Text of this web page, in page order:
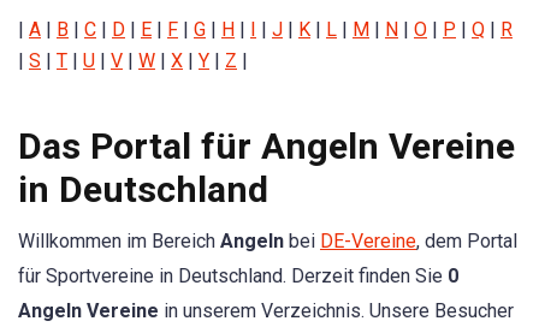
| A | B | C | D | E | F | G | H | I | J | K | L | M | N | O | P | Q | R
| S | T | U | V | W | X | Y | Z |
Das Portal für Angeln Vereine
in Deutschland
Willkommen im Bereich Angeln bei DE-Vereine, dem Portal
für Sportvereine in Deutschland. Derzeit finden Sie 0
Angeln Vereine in unserem Verzeichnis. Unsere Besucher